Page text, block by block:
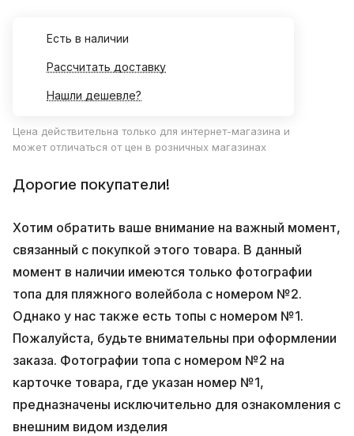
Есть в наличии
Рассчитать доставку
Нашли дешевле?
Цена действительна только для интернет-магазина и
может отличаться от цен в розничных магазинах
Дорогие покупатели!
Хотим обратить ваше внимание на важный момент,
связанный с покупкой этого товара. В данный
момент в наличии имеются только фотографии
топа для пляжного волейбола с номером №2.
Однако у нас также есть топы с номером №1.
Пожалуйста, будьте внимательны при оформлении
заказа. Фотографии топа с номером №2 на
карточке товара, где указан номер №1,
предназначены исключительно для ознакомления с
внешним видом изделия